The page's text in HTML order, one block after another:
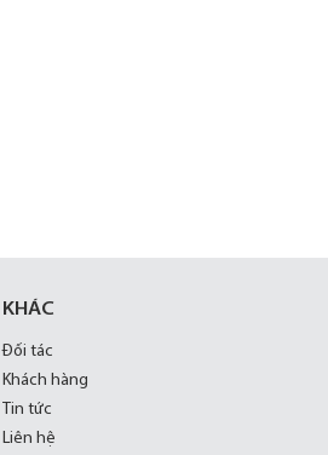
KHÁC
Đối tác
Khách hàng
Tin tức
Liên hệ